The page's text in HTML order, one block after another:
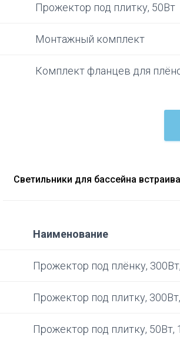
Прожектор под плитку, 50Вт
Монтажный комплект
Комплект фланцев для
Светильники для бассейна
Наименование
Прожектор под плёнку,
Прожектор под плитку,
Прожектор под плитку, 50Вт,